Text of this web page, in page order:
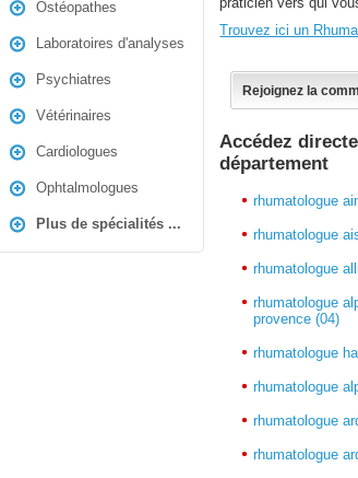
Ostéopathes
Laboratoires d'analyses
Psychiatres
Vétérinaires
Cardiologues
Ophtalmologues
Plus de spécialités ...
Trouvez ici un
Rejoignez la
Accédez
département
rhumatologue
rhumatologue
rhumatologue
rhumatologue
provence (04)
rhumatologue
rhumatologue
rhumatologue
rhumatologue